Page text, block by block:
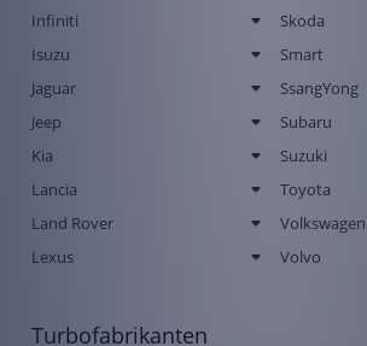
Infiniti
Isuzu
Jaguar
Jeep
Kia
Lancia
Land Rover
Lexus
Skoda
Smart
SsangYong
Subaru
Suzuki
Toyota
Volkswagen
Volvo
Turbofabrikanten